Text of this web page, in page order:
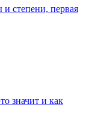
степени, первая
значит и как